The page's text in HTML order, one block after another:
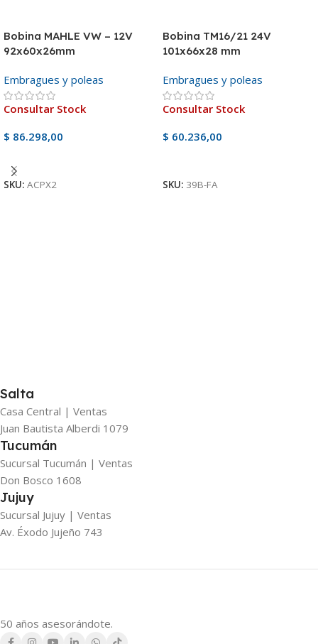
Bobina MAHLE VW – 12V
92x60x26mm
Embragues y poleas
Consultar Stock
$ 86.298,00
SKU: ACPX2
Bobina TM16/21 24V
101x66x28 mm
Embragues y poleas
Consultar Stock
$ 60.236,00
SKU: 39B-FA
Salta
Casa Central | Ventas
Juan Bautista Alberdi 1079
Tucumán
Sucursal Tucumán | Ventas
Don Bosco 1608
Jujuy
Sucursal Jujuy | Ventas
Av. Éxodo Jujeño 743
50 años asesorándote.